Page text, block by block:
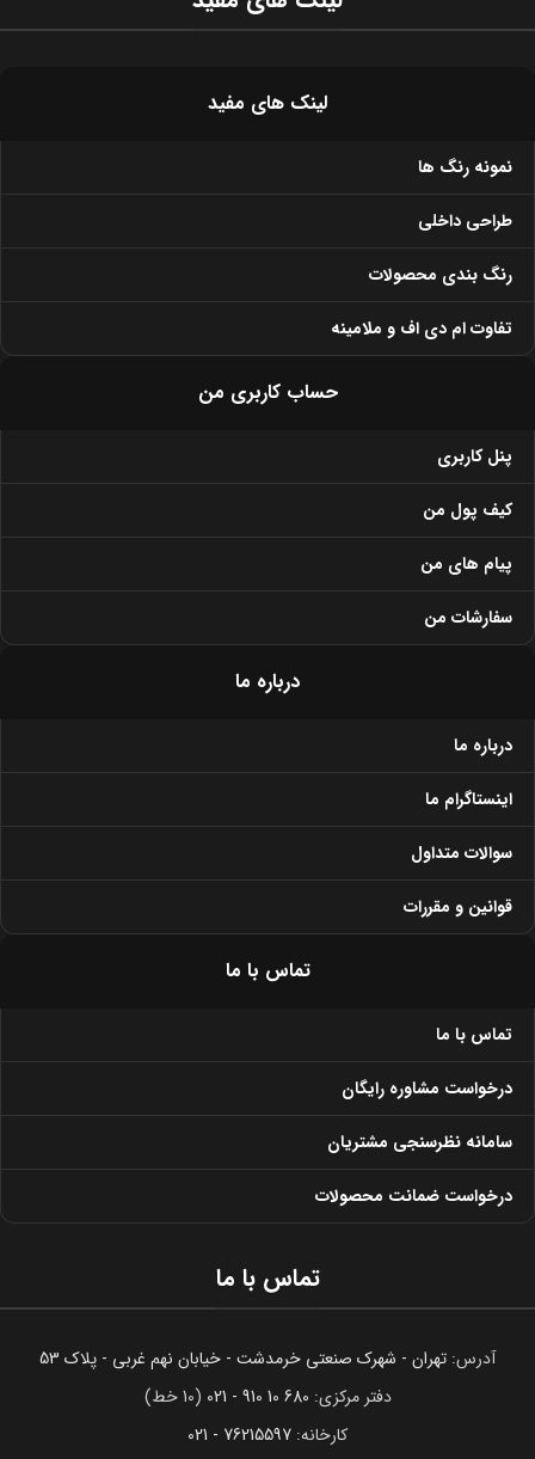
تماس با ما
تماس با ما
درخواست مشاوره رایگان
سامانه نظرسنجی مشتریان
درخواست ضمانت محصولات
درباره ما
درباره ما
اینستاگرام ما
سوالات متداول
قوانین و مقررات
حساب کاربری من
پنل کاربری
کیف پول من
پیام های من
سفارشات من
لینک های مفید
نمونه رنگ ها
طراحی داخلی
رنگ بندی محصولات
تفاوت ام دی اف و ملامینه
تماس با ما
آدرس: تهران - شهرک صنعتی خرمدشت - خیابان نهم غربی - پلاک 53
دفتر مرکزی: 680 10 910 - 021
(10 خط)
کارخانه: 76215597 - 021